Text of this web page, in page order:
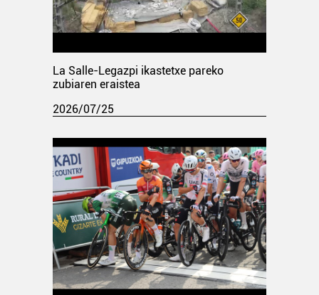
La Salle-Legazpi ikastetxe pareko
zubiaren eraistea
2026/07/25